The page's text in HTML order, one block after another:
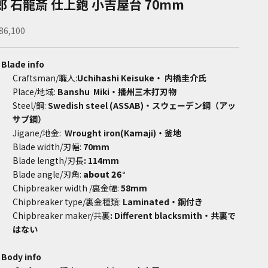
石龍斎 仕上鉋 小吉屋台 70mm
price
Blade info
Craftsman/職人:Uchihashi Keisuke・ 内橋圭介氏
Place/地域: Banshu Miki・播州三木打刃物
Steel/鋼:Swedish steel (ASSAB) ・スウェーデン鋼（アッ
サブ鋼）
Jigane/地金: Wrought iron(Kamaji)・釜地
Blade width/刃幅: 70mm
Blade length/刃長: 114mm
Blade angle/刃角: about 26°
Chipbreaker width /裏金幅:58mm
Chipbreaker type/裏金種類: Laminated・鋼付き
Chipbreaker maker/共裏: Different blacksmith・共裏で
はない
Body info